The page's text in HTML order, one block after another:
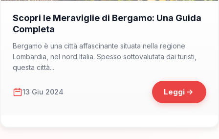
Scopri le Meraviglie di Bergamo: Una Guida
Completa
Bergamo è una città affascinante situata nella regione
Lombardia, nel nord Italia. Spesso sottovalutata dai turisti,
questa città...
13 Giu 2024 Leggi